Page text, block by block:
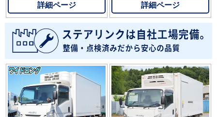
詳細ページ 詳細ページ